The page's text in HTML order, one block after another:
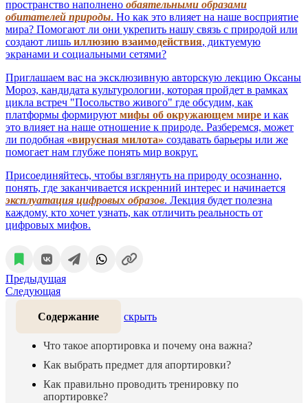
пространство наполнено обаятельными образами
обитателей природы. Но как это влияет на наше восприятие
мира? Помогают ли они укрепить нашу связь с природой или
создают лишь иллюзию взаимодействия, диктуемую
экранами и социальными сетями?
Приглашаем вас на эксклюзивную авторскую лекцию Оксаны
Мороз, кандидата культурологии, которая пройдет в рамках
цикла встреч "Посольство живого" где обсудим, как
платформы формируют мифы об окружающем мире и как
это влияет на наше отношение к природе. Разберемся, может
ли подобная «вирусная милота» создавать барьеры или же
помогает нам глубже понять мир вокруг.
Присоединяйтесь, чтобы взглянуть на природу осознанно,
понять, где заканчивается искренний интерес и начинается
эксплуатация цифровых образов. Лекция будет полезна
каждому, кто хочет узнать, как отличить реальность от
цифровых мифов.
Предыдущая
Следующая
Содержание скрыть
Что такое апортировка и почему она важна?
Как выбрать предмет для апортировки?
Как правильно проводить тренировку по
апортировке?